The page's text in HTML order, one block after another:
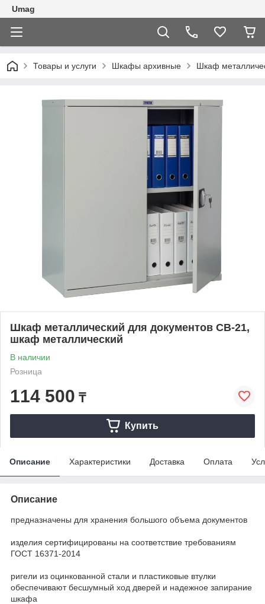
Umag
Товары и услуги Шкафы архивные Шкаф
Шкаф металлический для документов СВ-21,
шкаф металлический
В наличии
Розница
114 500 ₸
Купить
Описание Характеристики Доставка Оплата
Описание
предназначены для хранения большого объема документов
изделия сертифицированы на соответствие требованиям
ГОСТ 16371-2014
ригели из оцинкованной стали и пластиковые втулки
обеспечивают бесшумный ход дверей и надежное запирание
шкафа